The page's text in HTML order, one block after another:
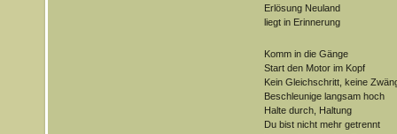
Erlösung Neuland
liegt in Erinnerung
Komm in die Gänge
Start den Motor im Kopf
Kein Gleichschritt, keine
Beschleunige langsam hoch
Halte durch, Haltung
Du bist nicht mehr getrennt